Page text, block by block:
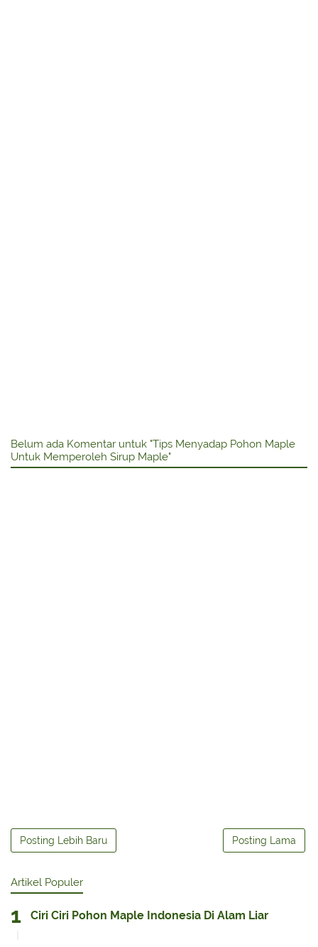
Belum ada Komentar untuk "Tips Menyadap Pohon Maple
Untuk Memperoleh Sirup Maple"
Posting Lebih Baru Posting Lama
Artikel Populer
Ciri Ciri Pohon Maple Indonesia Di Alam Liar